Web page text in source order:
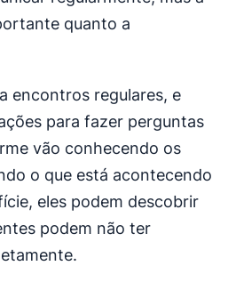
quanto a
encontros regulares, e
para fazer perguntas
vão conhecendo os
o que está acontecendo
eles podem descobrir
podem não ter